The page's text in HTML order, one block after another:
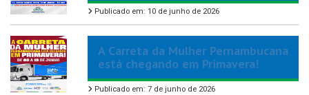
Publicado em: 10 de junho de 2026
A Carreta da Mulher Pernambucana
está chegando em Primavera!
Publicado em: 7 de junho de 2026